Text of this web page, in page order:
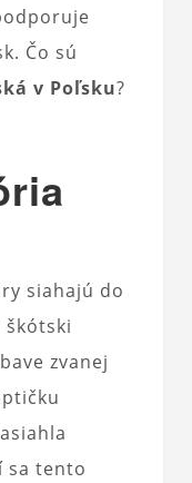
Čo sú
v Poľsku?
siahajú do
škótski
zvanej
sa tento